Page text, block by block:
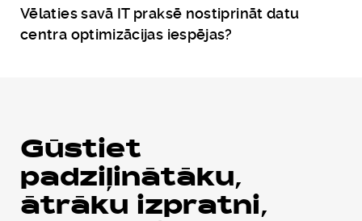
Vēlaties savā IT praksē nostiprināt datu
centra optimizācijas iespējas?
Gūstiet
padziļinātāku,
ātrāku izpratni,